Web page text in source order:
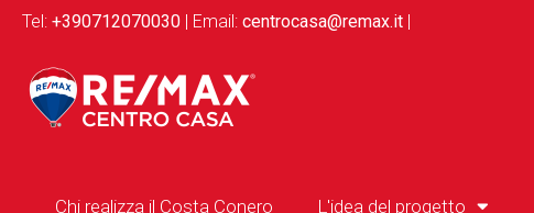
Chi realizza il Costa Conero L'idea del progetto
Tel: +390712070030 | Email: centrocasa@remax.it |